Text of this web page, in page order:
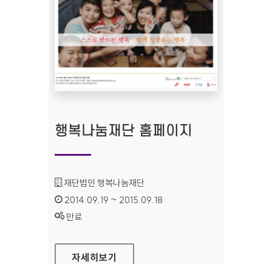
행복나눔재단 홈페이지
기관명 :
재단법인 행복나눔재단
인증기간 :
2014.09.19 ~ 2015.09.18
상태 :
만료
행복나눔재단 홈페이지
자세히보기